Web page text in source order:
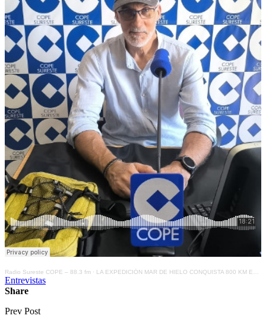
Radio Sureste COPE – 88.3 fm · LA EXPEDICIÓN MAR DE HIELO CONQUISTA 800 KM EN EL ÁRTICO GRACIAS A 3 ESPAÑOLES, UNO DE ELLOS DE SANTOMERA
Entrevistas
Share
Prev Post